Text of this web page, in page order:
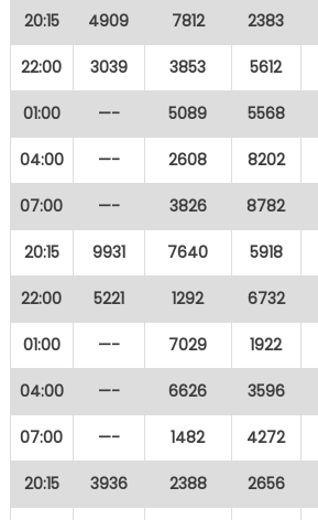
20:15 4909 7812 2383
22:00 3039 3853 5612
01:00 —- 5089 5568
04:00 —- 2608 8202
07:00 —- 3826 8782
20:15 9931 7640 5918
22:00 5221 1292 6732
01:00 —- 7029 1922
04:00 —- 6626 3596
07:00 —- 1482 4272
20:15 3936 2388 2656